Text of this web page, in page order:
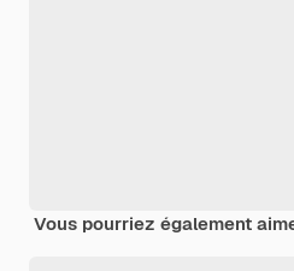
Vous pourriez également